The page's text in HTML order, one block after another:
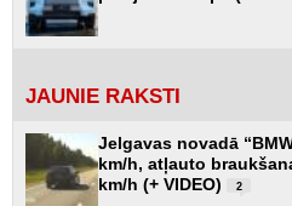
JAUNIE RAKSTI
Jelgavas novadā
km/h, atļauto
km/h (+ VIDEO)
2